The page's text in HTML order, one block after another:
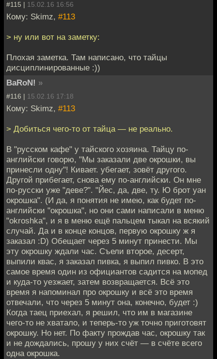
#115 | 15.02.16 16:56
Кому: Skimz, #113
> ну или вот на заметку:
Плохая заметка. Там написано, что тайцы
дисциплинированные :))
BaRoN! »
#116 | 15.02.16 17:18
Кому: Skimz, #113
> Добиться чего-то от тайца — не реально.
В "русском кафе" у тайского хозяина. Тайцу по-
английски говорю, "Мы заказали две окрошки, вы
принесли одну"! Кивает. убегает, зовёт другого.
Другой прибегает, снова ему по-английски. Он мне
по-русски уже "деве?". "Йес, да, две, ту. Ю брот уан
окрошка". (И да, я понятия не имею, как будет по-
английски "окрошка", но они сами написали в меню
"okroshka", и я в меню ещё пальцем тыкал на всякий
случай. Да и в конце концов, первую окрошку ж я
заказал :D) Обещает через 5 минут принести. Мы
эту окрошку ждали час. Съели второе, десерт,
выпили квас, я заказал пивка, я выпил пивко. В это
самое время один из официантов садится на мопед
и куда-то уезжает, затем возвращается. Всё это
время я напоминал про окрошку и всё это время
отвечали, что через 5 минут она, конечно, будет :)
Когда таец приехал, я решил, что им в магазине
чего-то не хватало, и теперь-то уж точно приготовят
окрошку. Но нет. По факту прождав час, окрошку так
и не дождались, прошу у них счёт — в счёте всего
одна окрошка.